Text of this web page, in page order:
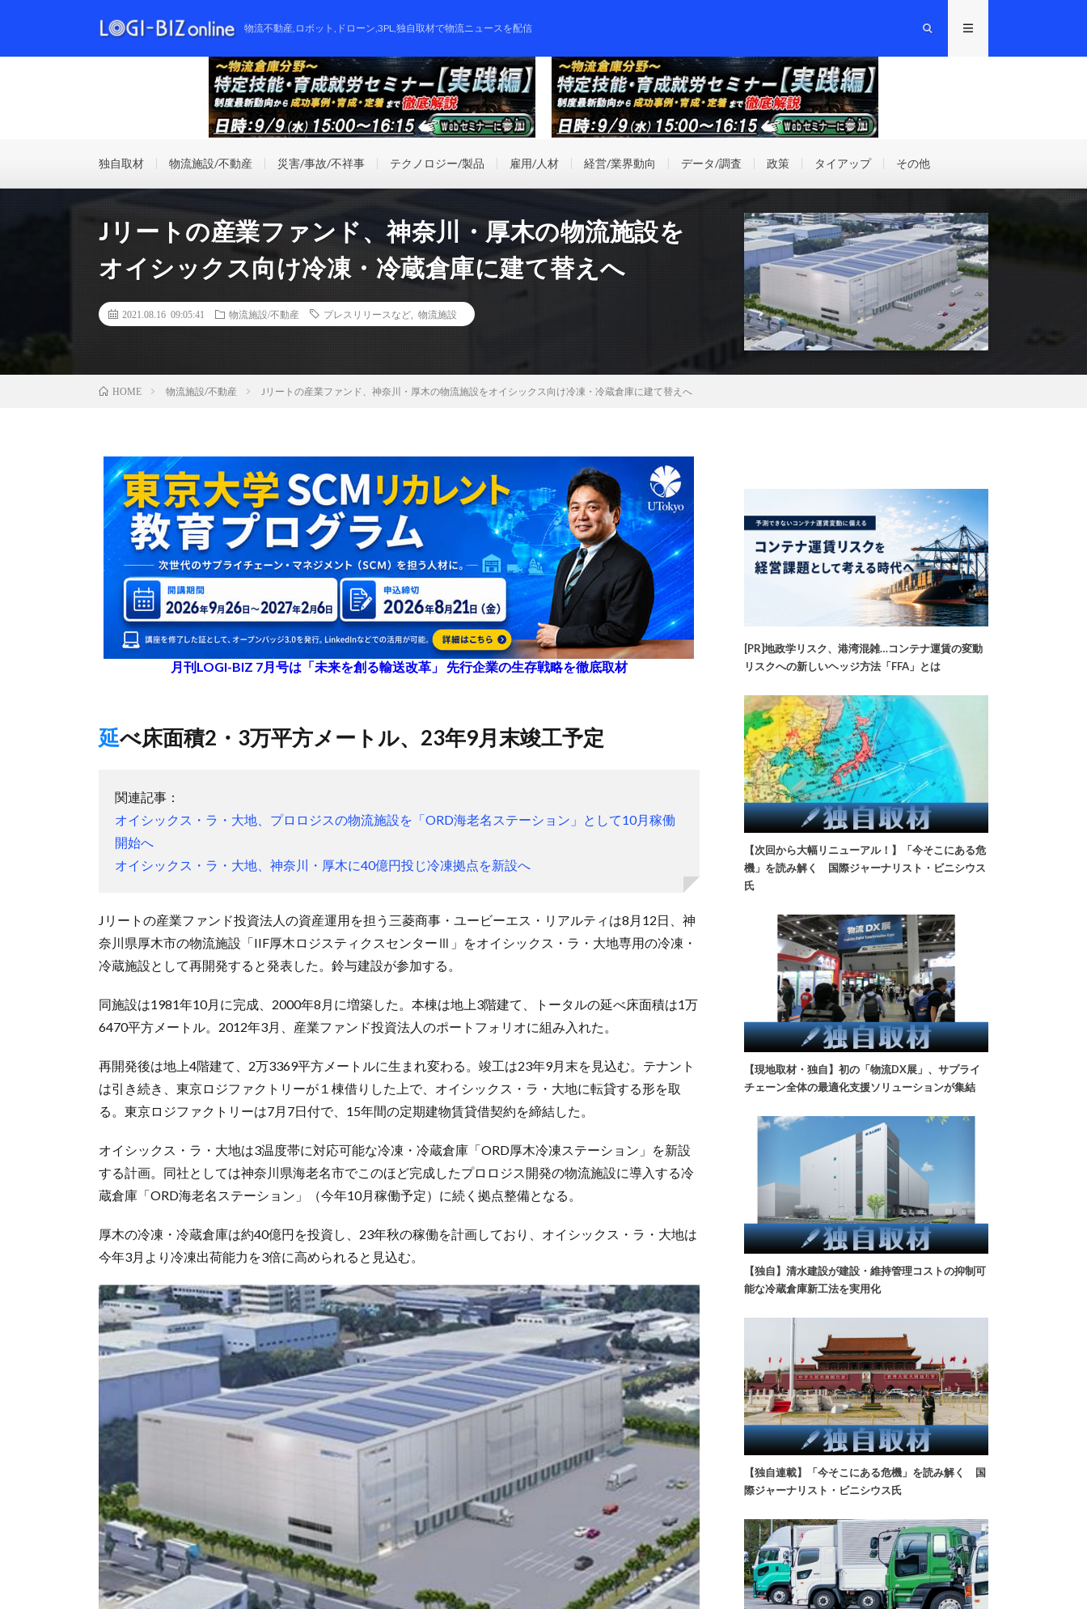
物流不動産,ロボット,ドローン,3PL,独自取材で物流ニュースを配信
独自取材 物流施設/不動産 災害/事故/不祥事 テクノロジー/製品 雇用/人材 経営/業界動向 データ/調査 政策 タイアップ その他
Jリートの産業ファンド、神奈川・厚木の物流施設を
オイシックス向け冷凍・冷蔵倉庫に建て替えへ
2021.08.16 09:05:41 物流施設/不動産 プレスリリースなど 物流施設
HOME 物流施設/不動産 Jリートの産業ファンド、神奈川・厚木の物流施設をオイシックス向け冷凍・冷蔵倉庫に建て替えへ
月刊LOGI-BIZ 7月号は「未来を創る輸送改革」 先行企業の生存戦略を徹底取材
延べ床面積2・3万平方メートル、23年9月末竣工予定
関連記事：
オイシックス・ラ・大地、プロロジスの物流施設を「ORD海老名ステーション」として10月稼働
開始へ
オイシックス・ラ・大地、神奈川・厚木に40億円投じ冷凍拠点を新設へ
Jリートの産業ファンド投資法人の資産運用を担う三菱商事・ユービーエス・リアルティは8月12日、神
奈川県厚木市の物流施設「IIF厚木ロジスティクスセンターⅢ」をオイシックス・ラ・大地専用の冷凍・
冷蔵施設として再開発すると発表した。鈴与建設が参加する。
同施設は1981年10月に完成、2000年8月に増築した。本棟は地上3階建て、トータルの延べ床面積は1万
6470平方メートル。2012年3月、産業ファンド投資法人のポートフォリオに組み入れた。
再開発後は地上4階建て、2万3369平方メートルに生まれ変わる。竣工は23年9月末を見込む。テナント
は引き続き、東京ロジファクトリーが１棟借りした上で、オイシックス・ラ・大地に転貸する形を取
る。東京ロジファクトリーは7月7日付で、15年間の定期建物賃貸借契約を締結した。
オイシックス・ラ・大地は3温度帯に対応可能な冷凍・冷蔵倉庫「ORD厚木冷凍ステーション」を新設
する計画。同社としては神奈川県海老名市でこのほど完成したプロロジス開発の物流施設に導入する冷
蔵倉庫「ORD海老名ステーション」（今年10月稼働予定）に続く拠点整備となる。
厚木の冷凍・冷蔵倉庫は約40億円を投資し、23年秋の稼働を計画しており、オイシックス・ラ・大地は
今年3月より冷凍出荷能力を3倍に高められると見込む。
[PR]地政学リスク、港湾混雑…コンテナ運賃の変動
リスクへの新しいヘッジ方法「FFA」とは
【次回から大幅リニューアル！】「今そこにある危
機」を読み解く 国際ジャーナリスト・ビニシウス
氏
【現地取材・独自】初の「物流DX展」、サプライ
チェーン全体の最適化支援ソリューションが集結
【独自】清水建設が建設・維持管理コストの抑制可
能な冷蔵倉庫新工法を実用化
【独自連載】「今そこにある危機」を読み解く 国
際ジャーナリスト・ビニシウス氏